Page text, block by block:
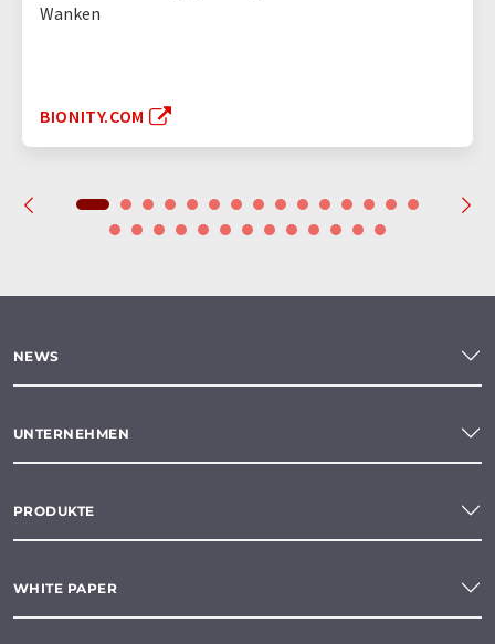
Wanken
BIONITY.COM
NEWS
UNTERNEHMEN
PRODUKTE
WHITE PAPER